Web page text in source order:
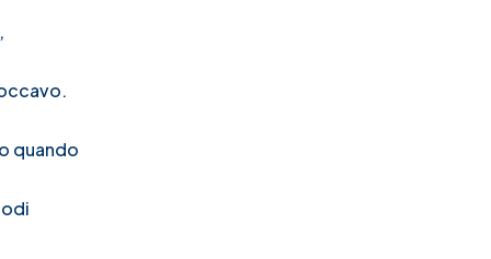
.
quando